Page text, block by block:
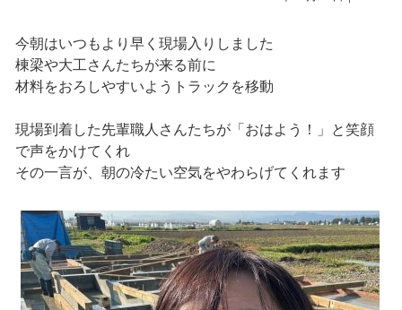
今朝はいつもより早く現場入りしました
棟梁や大工さんたちが来る前に
材料をおろしやすいようトラックを移動
現場到着した先輩職人さんたちが「おはよう！」と笑顔
で声をかけてくれ
その一言が、朝の冷たい空気をやわらげてくれます